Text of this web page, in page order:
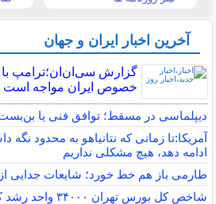
آخرین اخبار ایران و جهان
گزارش سی‌ان‌ان؛ترامپ
خصوص ایران مواجه است
دیپلماسی در مسقط؛ توافق فنی یا
آمریکا:تا زمانی که نتانیاهو به محدود
ادامه دهد، هیچ مشکلی نداریم
طارمی باز هم خط خورد؛ شایعات جدایی
شاخص کل بورس تهران ۳۴۰۰۰ واحد رشد کرد